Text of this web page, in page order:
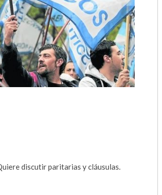
discutir paritarias y cláusulas.